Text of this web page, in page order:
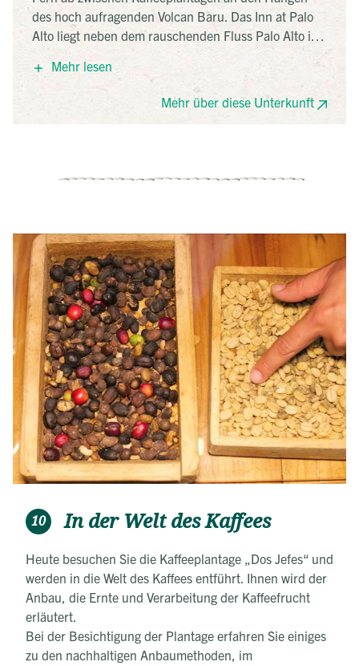
des hoch aufragenden Volcan Baru. Das Inn at Palo
Alto liegt neben dem rauschenden Fluss Palo Alto in
einem sehr schönen Tal oberhalb von Boquete.
Entspannen Sie sich und genießen Sie die Ruhe des
schönen Gartens, während Sie eine Vielzahl von
tropischen Vögeln beobachten können.
Mehr lesen
Mehr über diese Unterkunft
10 In der Welt des Kaffees
Heute besuchen Sie die Kaffeeplantage „Dos Jefes“ und
werden in die Welt des Kaffees entführt. Ihnen wird der
Anbau, die Ernte und Verarbeitung der Kaffeefrucht
erläutert.
Bei der Besichtigung der Plantage erfahren Sie einiges
zu den nachhaltigen Anbaumethoden, im